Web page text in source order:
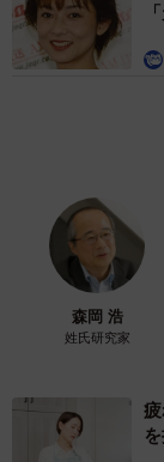
森岡 浩
姓氏研究家